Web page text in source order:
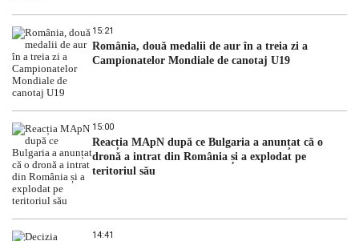
15:21
România, două medalii de aur în a treia zi a
Campionatelor Mondiale de canotaj U19
15:00
Reacția MApN după ce Bulgaria a anunțat că o
dronă a intrat din România și a explodat pe
teritoriul său
14:41